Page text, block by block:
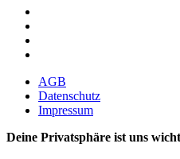
AGB
Datenschutz
Impressum
Deine Privatsphäre ist uns